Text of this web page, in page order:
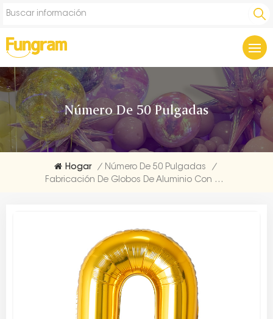
Número De 50 Pulgadas
Hogar / Número De 50 Pulgadas
/
Fabricación De Globos De Aluminio Con Números Dorados Para Decoración De Fiestas De 50 Pulgadas